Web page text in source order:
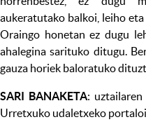
aukeratutako balkoi, leiho
Oraingo honetan ez dugu
ahalegina sarituko ditugu.
gauza horiek baloratuko
SARI BANAKETA:
Urretxuko udaletxeko